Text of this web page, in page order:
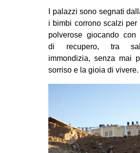
in
Fb
tw
I palazzi sono segnati
i bimbi corrono scalzi per
polverose giocando con
di recupero, tra
immondizia, senza mai
sorriso e la gioia di vivere.